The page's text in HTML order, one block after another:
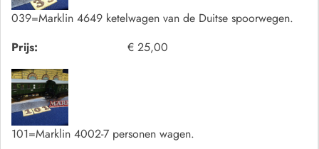
039=Marklin 4649 ketelwagen van de Duitse spoorwegen.
Prijs:
€ 25,00
101=Marklin 4002-7 personen wagen.